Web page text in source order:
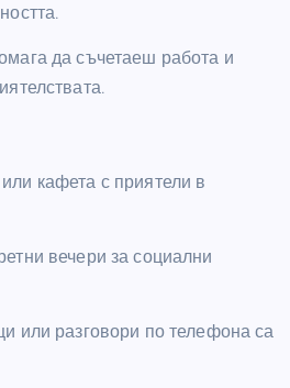
да съчетаеш работа и
кафета с приятели в
вечери за социални
или разговори по телефона са